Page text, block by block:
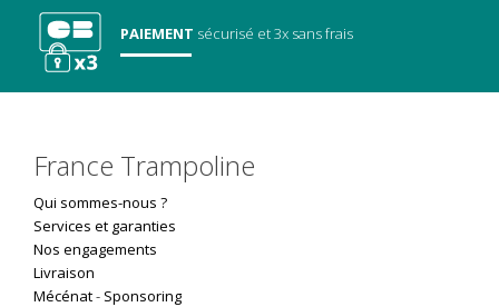
PAIEMENT sécurisé et 3x sans frais
France Trampoline
Qui sommes-nous ?
Services et garanties
Nos engagements
Livraison
Mécénat- Sponsoring